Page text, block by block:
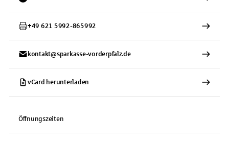
+49 621 5992-865992
kontakt@sparkasse-vorderpfalz.de
vCard herunterladen
Öffnungszeiten